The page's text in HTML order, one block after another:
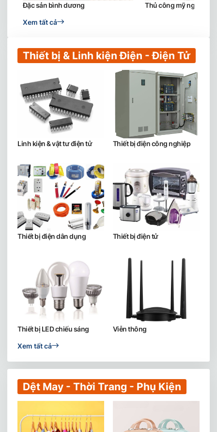
Đặc sản bình dương Thủ công mỹ nghệ
Xem tất cả
Thiết bị & Linh kiện Điện - Điện Tử
Linh kiện & vật tư điện tử Thiết bị điện công nghiệp
Thiết bị điện dân dụng Thiết bị điện tử
Thiết bị LED chiếu sáng Viễn thông
Xem tất cả
Dệt May - Thời Trang - Phụ Kiện